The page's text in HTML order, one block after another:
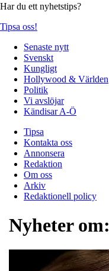
Har du ett nyhetstips?
Tipsa oss!
Senaste nytt
Svenskt
Kungligt
Hollywood & Världen
Politik
Vi avslöjar
Kändisar A-Ö
Tipsa
Kontakta oss
Annonsera
Redaktion
Om oss
Arkiv
Redaktionell policy
Nyheter om: